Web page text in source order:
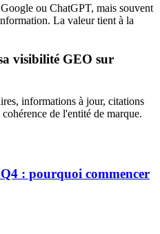
ou ChatGPT, mais souvent
La valeur tient à la
visibilité GEO sur
informations à jour, citations
de l'entité de marque.
: pourquoi commencer